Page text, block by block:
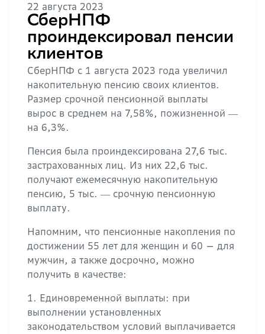
22 августа 2023
СберНПФ
проиндексировал пенсии
клиентов
СберНПФ с 1 августа 2023 года увеличил
накопительную пенсию своих клиентов.
Размер срочной пенсионной выплаты
вырос в среднем на 7,58%, пожизненной ―
на 6,3%.
Пенсия была проиндексирована 27,6 тыс.
застрахованных лиц. Из них 22,6 тыс.
получают ежемесячную накопительную
пенсию, 5 тыс. ― срочную пенсионную
выплату.
Напомним, что пенсионные накопления по
достижении 55 лет для женщин и 60 — для
мужчин, а также досрочно, можно
получить в качестве:
1. Единовременной выплаты: при
выполнении установленных
законодательством условий выплачивается